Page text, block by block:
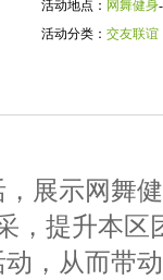
活动地点： 网舞健身
活动分类： 交友联谊
展示网舞
，提升本区
，从而带